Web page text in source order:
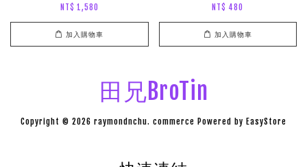
NT$ 1,580
加入購物車
NT$ 480
加入購物車
田兄BroTin
Copyright © 2026 raymondnchu. commerce Powered by EasyStore